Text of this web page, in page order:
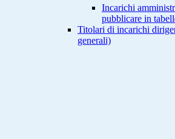
Incarichi
pubblicare in
Titolari di incarichi
generali)